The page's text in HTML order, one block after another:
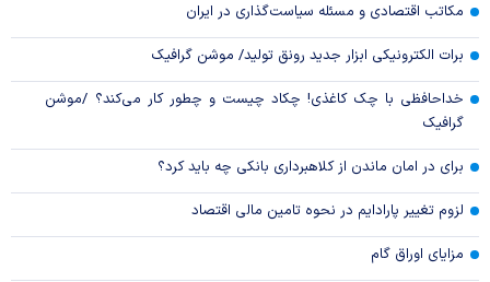
مکاتب اقتصادی و مسئله سیاست‌گذاری در ایران
برات الکترونیکی ابزار جدید رونق تولید/ موشن گرافیک
خداحافظی با چک کاغذی! چکاد چیست و چطور کار می‌کند؟ /موشن
گرافیک
برای در امان ماندن از کلاهبرداری بانکی چه باید کرد؟
لزوم تغییر پارادایم در نحوه تامین مالی اقتصاد
مزایای اوراق گام